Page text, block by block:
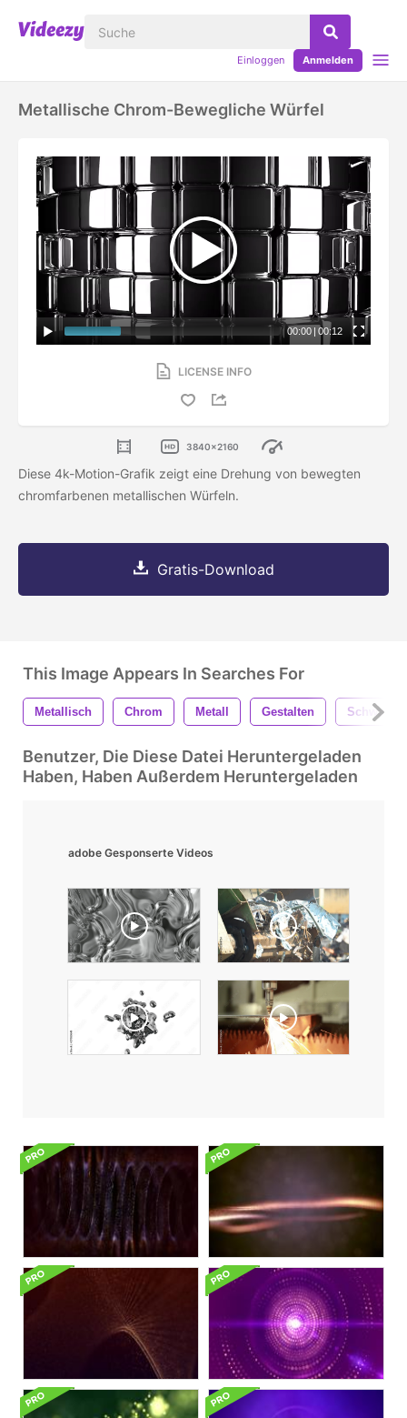
Einloggen Anmelden
Metallische Chrom-Bewegliche Würfel
00:00 | 00:12
LICENSE INFO
3840x2160
Diese 4k-Motion-Grafik zeigt eine Drehung von bewegten
chromfarbenen metallischen Würfeln.
Gratis-Download
This Image Appears In Searches For
Metallisch Chrom Metall Gestalten Schwarz
Benutzer, Die Diese Datei Heruntergeladen
Haben, Haben Außerdem Heruntergeladen
adobe Gesponserte Videos